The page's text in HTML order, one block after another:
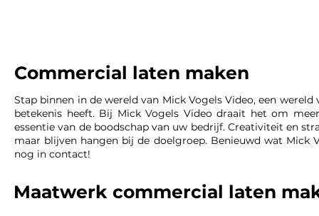
Commercial laten maken
Stap binnen in de wereld van Mick Vogels Video, een
betekenis heeft. Bij Mick Vogels Video draait het om
essentie van de boodschap van uw bedrijf. Creativiteit en
maar blijven hangen bij de doelgroep. Benieuwd wat Mick
nog in contact!
Maatwerk commercial laten